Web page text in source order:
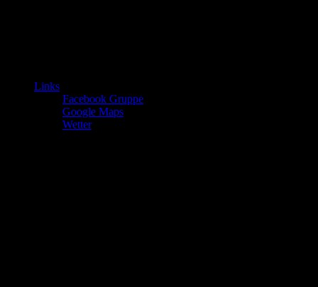
Links
Facebook Gruppe
Google Maps
Wetter